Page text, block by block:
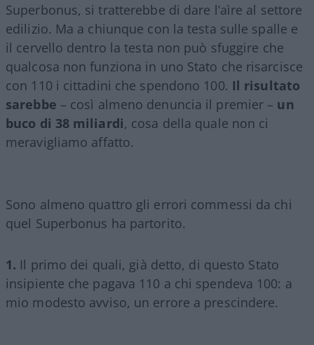
Superbonus, si tratterebbe di dare l’aìre al settore
edilizio. Ma a chiunque con la testa sulle spalle e
il cervello dentro la testa non può sfuggire che
qualcosa non funziona in uno Stato che risarcisce
con 110 i cittadini che spendono 100. Il risultato
sarebbe – così almeno denuncia il premier – un
buco di 38 miliardi, cosa della quale non ci
meravigliamo affatto.
Sono almeno quattro gli errori commessi da chi
quel Superbonus ha partorito.
1. Il primo dei quali, già detto, di questo Stato
insipiente che pagava 110 a chi spendeva 100: a
mio modesto avviso, un errore a prescindere.